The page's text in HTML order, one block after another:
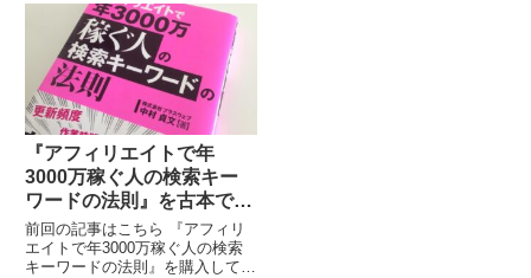
機が声高に叫ばれて久しいです
が、もはや老後を国に頼ることは
非現実的なのかもしれま...
『アフィリエイトで年
3000万稼ぐ人の検索キー
ワードの法則』を古本で購
入してみた【その2】
前回の記事はこちら 『アフィリ
エイトで年3000万稼ぐ人の検索
キーワードの法則』を購入してみ